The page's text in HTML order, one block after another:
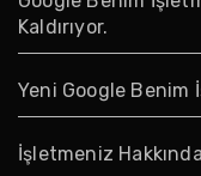
Kaldırıyor.
Yeni Google Benim
İşletmeniz